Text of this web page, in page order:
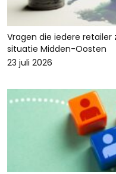
Vragen die iedere
situatie Midden-Oosten
23 juli 2026